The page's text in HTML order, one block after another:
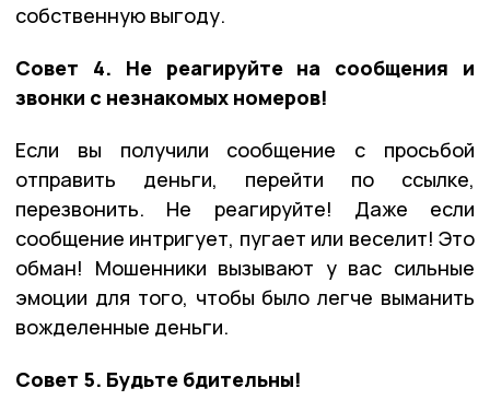
собственную выгоду.
Совет 4. Не реагируйте на сообщения и
звонки с незнакомых номеров!
Если вы получили сообщение с просьбой
отправить деньги, перейти по ссылке,
перезвонить. Не реагируйте! Даже если
сообщение интригует, пугает или веселит! Это
обман! Мошенники вызывают у вас сильные
эмоции для того, чтобы было легче выманить
вожделенные деньги.
Совет 5. Будьте бдительны!